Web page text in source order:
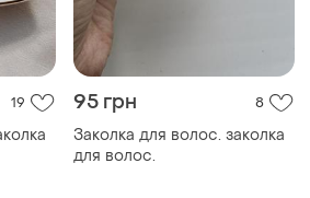
19 95 грн 8
Заколка для волос. заколка
для волос.